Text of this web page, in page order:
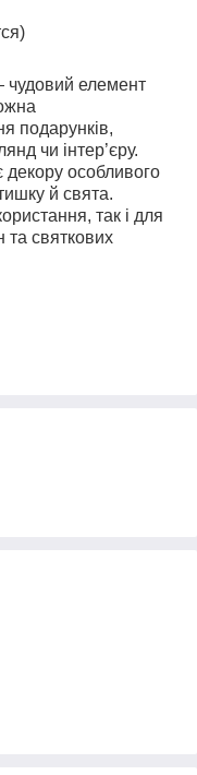
чудовий елемент
подарунків,
чи інтер’єру.
декору особливого
й свята.
так і для
та святкових